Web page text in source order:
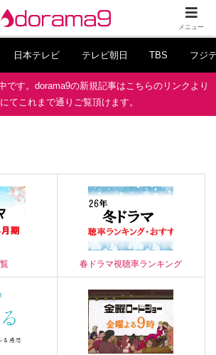
日本テレビ テレビ朝日 TBS フジ
です。dorama9の新規記事はこちらのリンクより
てこれまで通りご覧頂けます。
春ドラマ視聴率ランキング
メニュー